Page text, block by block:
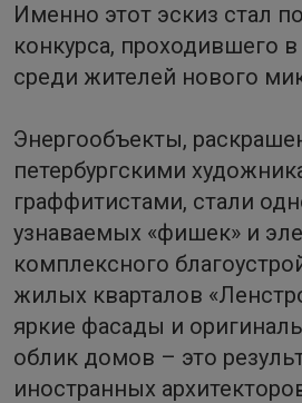
Именно этот эскиз стал
конкурса, проходившего
среди жителей нового
Энергообъекты,
петербургскими
граффитистами, стали
узнаваемых «фишек» и
комплексного
жилых кварталов
яркие фасады и
облик домов – это
иностранных